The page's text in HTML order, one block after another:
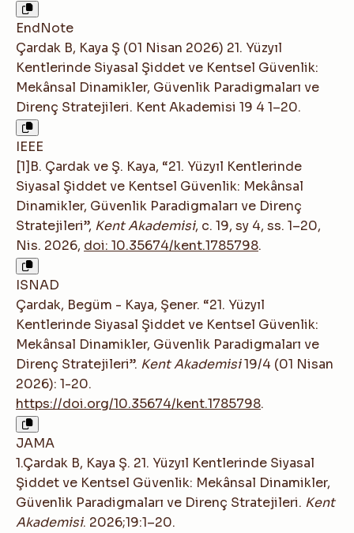
EndNote
Çardak B, Kaya Ş (01 Nisan 2026) 21. Yüzyıl
Kentlerinde Siyasal Şiddet ve Kentsel Güvenlik:
Mekânsal Dinamikler, Güvenlik Paradigmaları ve
Direnç Stratejileri. Kent Akademisi 19 4 1–20.
IEEE
[1]B. Çardak ve Ş. Kaya, “21. Yüzyıl Kentlerinde
Siyasal Şiddet ve Kentsel Güvenlik: Mekânsal
Dinamikler, Güvenlik Paradigmaları ve Direnç
Stratejileri”, Kent Akademisi, c. 19, sy 4, ss. 1–20,
Nis. 2026, doi: 10.35674/kent.1785798.
ISNAD
Çardak, Begüm - Kaya, Şener. “21. Yüzyıl
Kentlerinde Siyasal Şiddet ve Kentsel Güvenlik:
Mekânsal Dinamikler, Güvenlik Paradigmaları ve
Direnç Stratejileri”. Kent Akademisi19/4 (01 Nisan
2026): 1-20.
https://doi.org/10.35674/kent.1785798.
JAMA
1.Çardak B, Kaya Ş. 21. Yüzyıl Kentlerinde Siyasal
Şiddet ve Kentsel Güvenlik: Mekânsal Dinamikler,
Güvenlik Paradigmaları ve Direnç Stratejileri. Kent
Akademisi. 2026;19:1–20.